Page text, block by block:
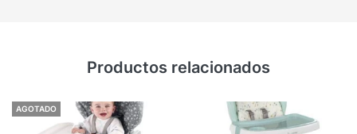
Productos relacionados
AGOTADO